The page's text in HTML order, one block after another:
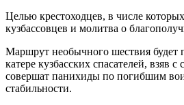
Целью крестоходцев, в числе
кузбассовцев и молитва о
Маршрут необычного шествия будет
катере кузбасских спасателей,
совершат панихиды по погибшим
стабильности.